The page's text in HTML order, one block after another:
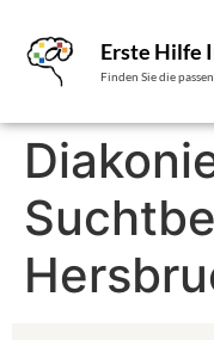
Erste Hilfe
Finden Sie die